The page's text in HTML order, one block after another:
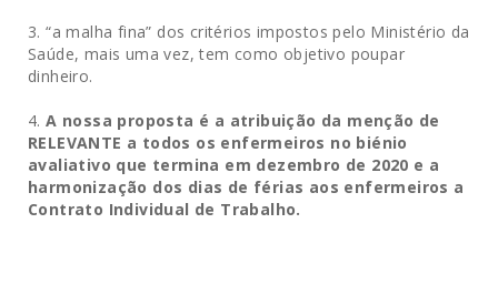
“a malha fina” dos critérios impostos pelo Ministério da
Saúde, mais uma vez, tem como objetivo poupar
dinheiro.
A nossa proposta é a atribuição da menção de
RELEVANTE a todos os enfermeiros no biénio
avaliativo que termina em dezembro de 2020 e a
harmonização dos dias de férias aos enfermeiros a
Contrato Individual de Trabalho.